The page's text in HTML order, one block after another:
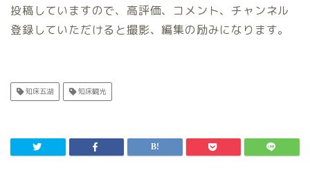
投稿していますので、高評価、コメント、チャンネル
登録していただけると撮影、編集の励みになります。
知床五湖 知床観光